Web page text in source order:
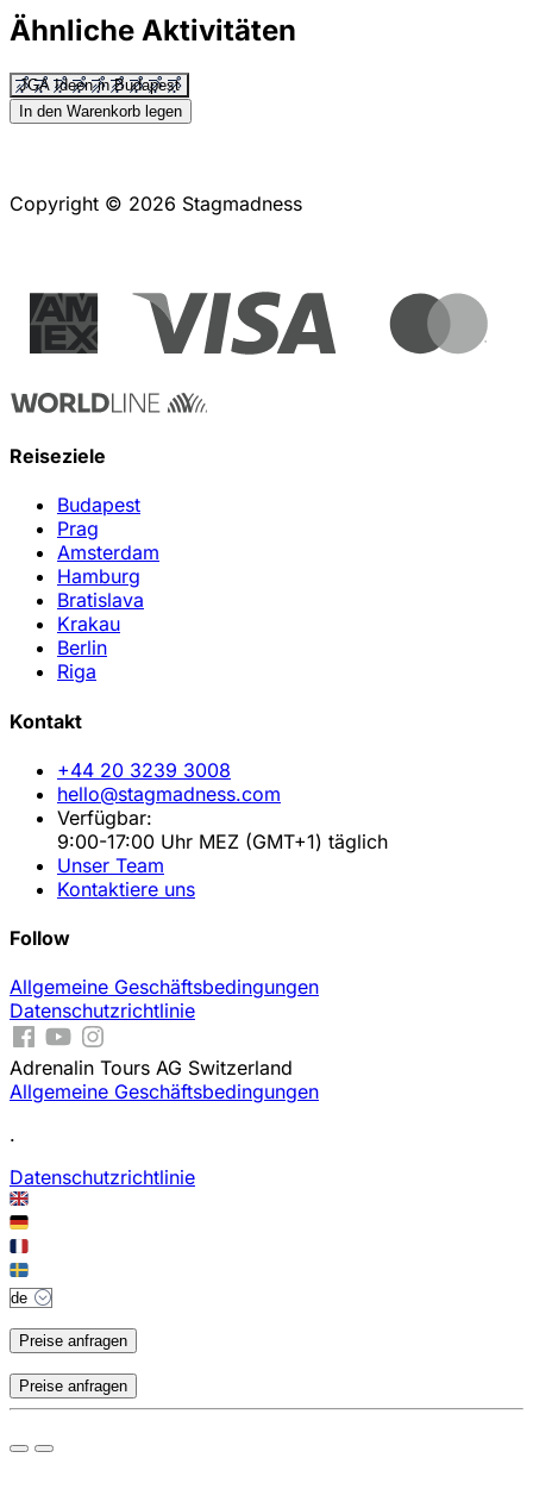
Ähnliche Aktivitäten
JGA Ideen in Budapest
In den Warenkorb legen
Copyright © 2026 Stagmadness
Reiseziele
Budapest
Prag
Amsterdam
Hamburg
Bratislava
Krakau
Berlin
Riga
Kontakt
+44 20 3239 3008
hello@stagmadness.com
Verfügbar:
9:00-17:00 Uhr MEZ (GMT+1) täglich
Unser Team
Kontaktiere uns
Follow
Allgemeine Geschäftsbedingungen
Datenschutzrichtlinie
Adrenalin Tours AG Switzerland
Allgemeine Geschäftsbedingungen
.
Datenschutzrichtlinie
Preise anfragen
Preise anfragen